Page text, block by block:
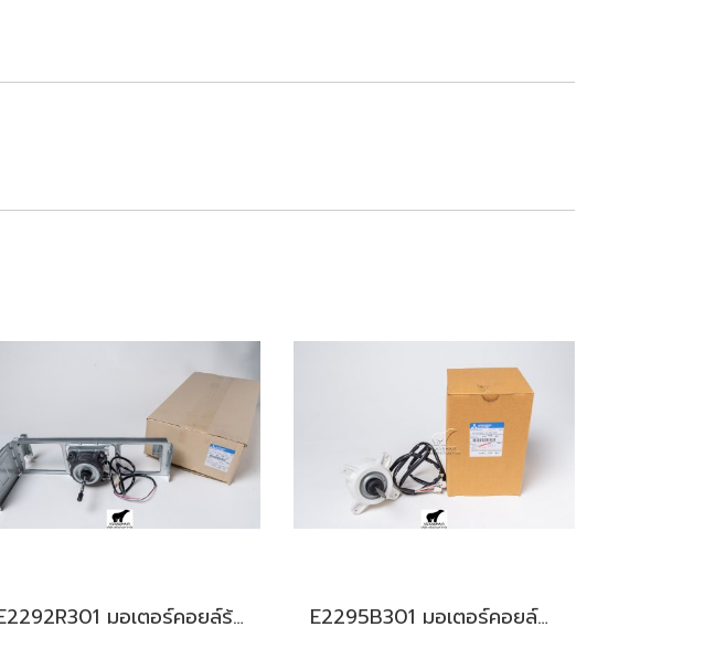
E2292R301 มอเตอร์คอยล์ร้อน สำหรับแอร์มิตซู รุ่น MS-GN09,13,15 E2295B301 มอเตอร์คอยล์ร้อน สำหรับแอร์มิตซู รุ่น MUY-KP,JP,KT13,15